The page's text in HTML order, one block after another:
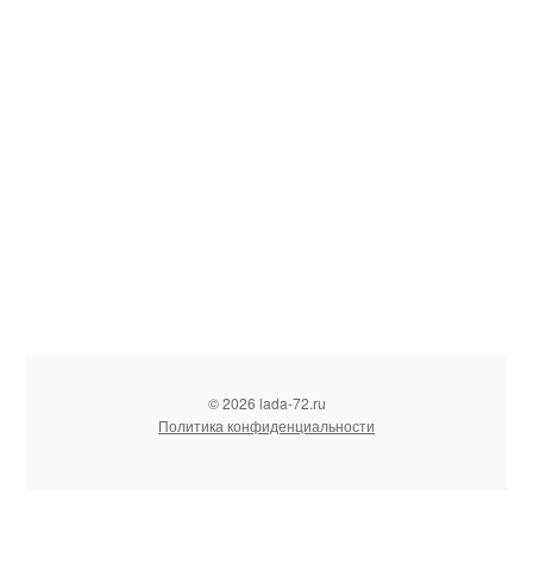
© 2026 lada-72.ru
Политика конфиденциальности